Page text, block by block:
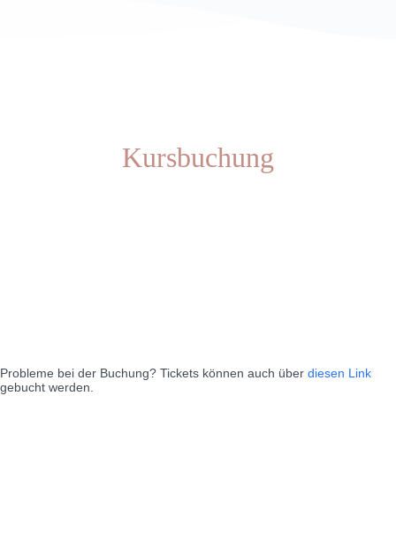
Kursbuchung
Probleme bei der Buchung? Tickets können auch über diesen Link
gebucht werden.